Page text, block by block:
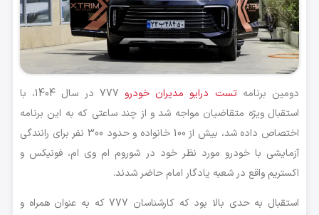
دومین برنامهتست درایو مدیران خودرو
777 در سال 1404، با
استقبال ویژه متقاضیان مواجه شد و از چند ساعتی که به این برنامه
اختصاص داده شد، بیش از 100 خانواده و حدود 300 نفر برای رانندگی
آزمایشی با خودرو مورد نظر خود در شوروم ام وی ام، فونیکس و
اکستریم واقع در شعبه یادگار امام حاضر شدند.
استقبال به حدی بالا بود که کارشناسان 777 که به عنوان همراه و